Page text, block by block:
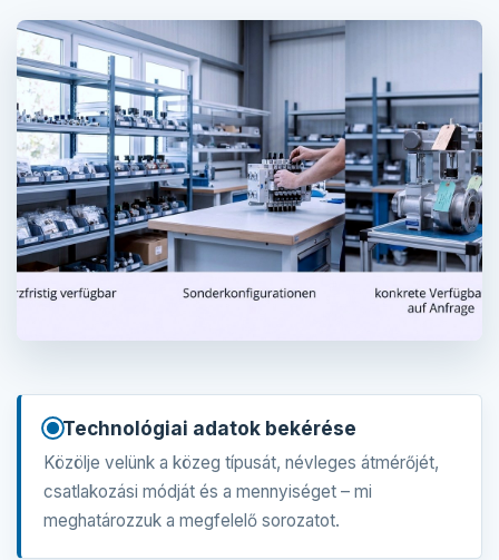
Technológiai adatok bekérése
Közölje velünk a közeg típusát, névleges átmérőjét,
csatlakozási módját és a mennyiséget – mi
meghatározzuk a megfelelő sorozatot.